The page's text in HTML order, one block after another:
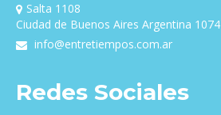
Salta 1108
Ciudad de Buenos Aires Argentina 1074
info@entretiempos.com.ar
Redes Sociales